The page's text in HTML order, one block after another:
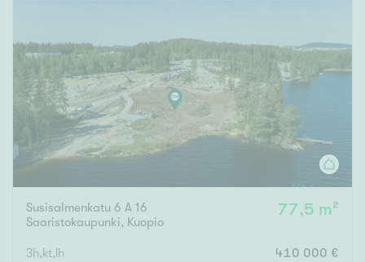
Susisalmenkatu 6 A 16
Saaristokaupunki, Kuopio
77,5 m²
3h,kt,lh 410 000 €